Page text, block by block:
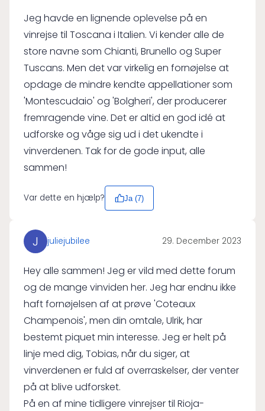
Jeg havde en lignende oplevelse på en
vinrejse til Toscana i Italien. Vi kender alle de
store navne som Chianti, Brunello og Super
Tuscans. Men det var virkelig en fornøjelse at
opdage de mindre kendte appellationer som
'Montescudaio' og 'Bolgheri', der producerer
fremragende vine. Det er altid en god idé at
udforske og våge sig ud i det ukendte i
vinverdenen. Tak for de gode input, alle
sammen!
Var dette en hjælp? Ja (7)
J juliejubilee 29. December 2023
Hey alle sammen! Jeg er vild med dette forum
og de mange vinviden her. Jeg har endnu ikke
haft fornøjelsen af at prøve 'Coteaux
Champenois', men din omtale, Ulrik, har
bestemt piquet min interesse. Jeg er helt på
linje med dig, Tobias, når du siger, at
vinverdenen er fuld af overraskelser, der venter
på at blive udforsket.
På en af mine tidligere vinrejser til Rioja-